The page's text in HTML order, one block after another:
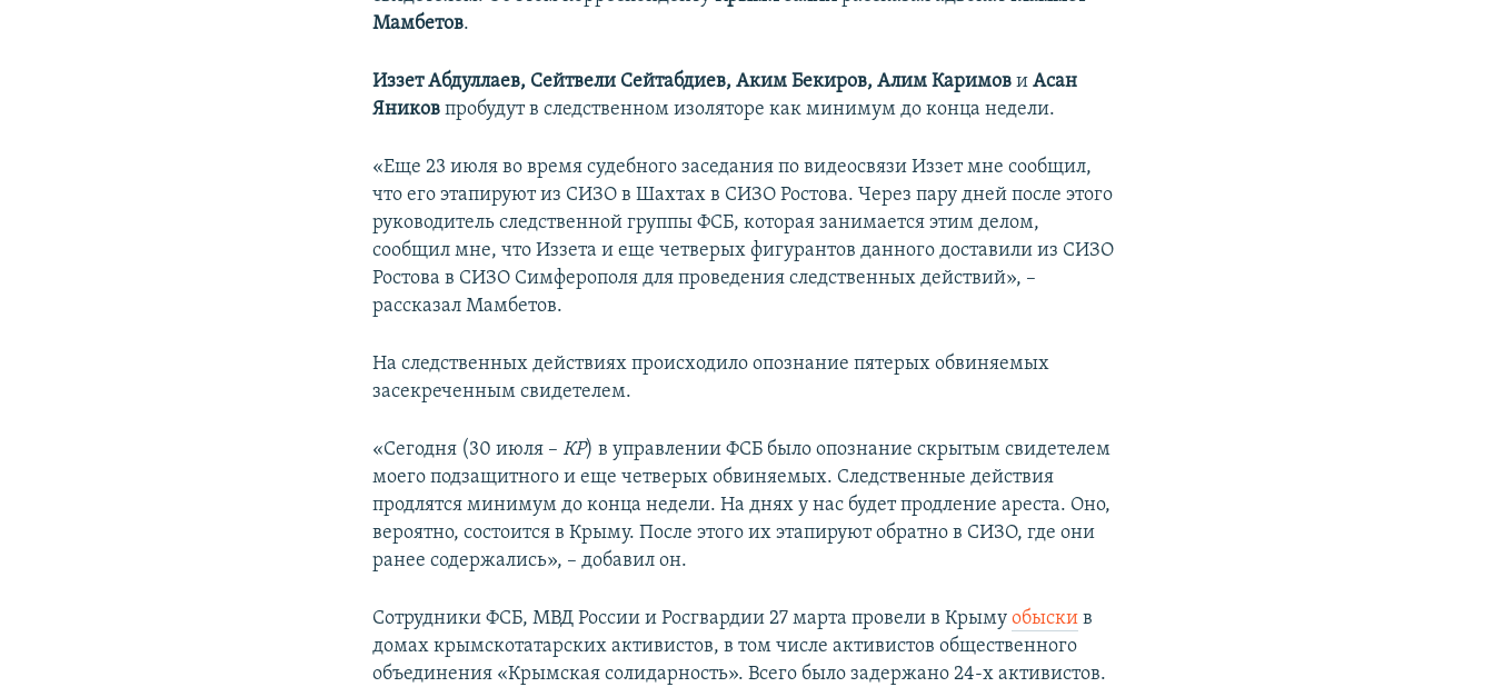
Мамбетов.
Иззет Абдуллаев, Сейтвели Сейтабдиев, Аким Бекиров, Алим Каримови Асан
Яников пробудут в следственном изоляторе как минимум до конца недели.
«Еще 23 июля во время судебного заседания по видеосвязи Иззет мне сообщил,
что его этапируют из СИЗО в Шахтах в СИЗО Ростова. Через пару дней после этого
руководитель следственной группы ФСБ, которая занимается этим делом,
сообщил мне, что Иззета и еще четверых фигурантов данного доставили из СИЗО
Ростова в СИЗО Симферополя для проведения следственных действий», –
рассказал Мамбетов.
На следственных действиях происходило опознание пятерых обвиняемых
засекреченным свидетелем.
«Сегодня (30 июля –КР) в управлении ФСБ было опознание скрытым свидетелем
моего подзащитного и еще четверых обвиняемых. Следственные действия
продлятся минимум до конца недели. На днях у нас будет продление ареста. Оно,
вероятно, состоится в Крыму. После этого их этапируют обратно в СИЗО, где они
ранее содержались», – добавил он.
Сотрудники ФСБ, МВД России и Росгвардии 27 марта провели в Крымуобыски в
домах крымскотатарских активистов, в том числе активистов общественного
объединения «Крымская солидарность». Всего было задержано 24-х активистов.